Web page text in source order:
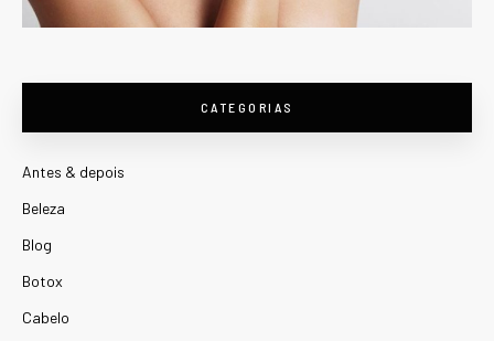
CATEGORIAS
Antes & depois
Beleza
Blog
Botox
Cabelo